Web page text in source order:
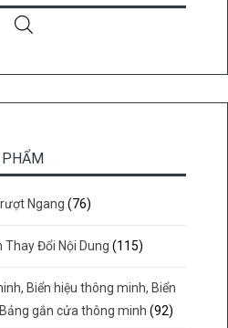
Ngang (76)
Thay Đổi Nội Dung (115)
Biển hiệu thông minh, Biển
gắn cửa thông minh (92)